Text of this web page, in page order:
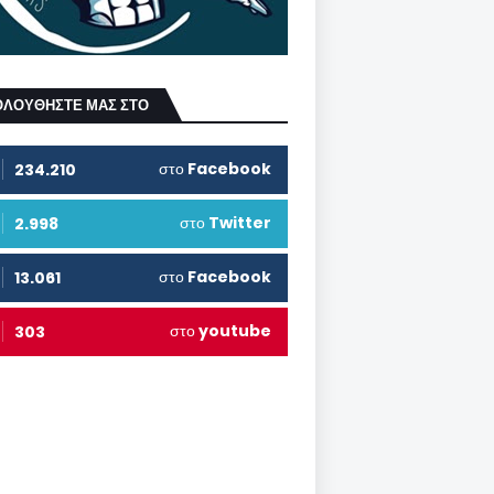
ΜΑΣ ΣΤΟ
234.210 στο Facebook
2.998 στο Twitter
13.061 στο Facebook
303 στοyoutube